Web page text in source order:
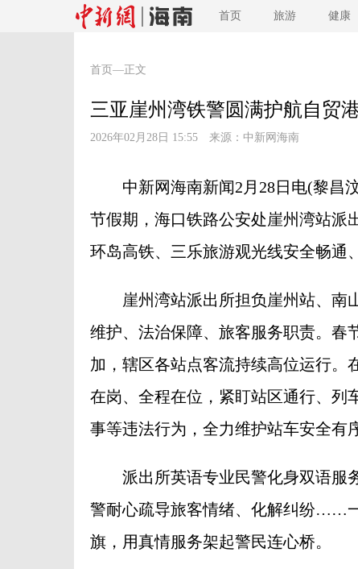
首页 旅游 健康
首页 —正文
三亚崖州湾铁警圆满护航自贸
2026年02月28日 15:55 来源： 中新网海南
中新网海南新闻2月28日电(黎昌汶
节假期，海口铁路公安处崖州湾站派
环岛高铁、三乐旅游观光线安全畅通
崖州湾站派出所担负崖州站、南
维护、法治保障、旅客服务职责。春
加，辖区各站点客流持续高位运行。
在岗、全程在位，紧盯站区通行、列
事等违法行为，全力维护站车安全有
派出所英语专业民警化身双语服务
警耐心疏导旅客情绪、化解纠纷……
旗，用真情服务架起警民连心桥。